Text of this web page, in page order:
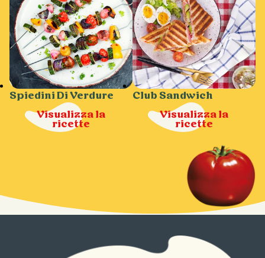
Spiedini Di Verdure
Visualizza la
ricette
Club Sandwich
Visualizza la
ricette